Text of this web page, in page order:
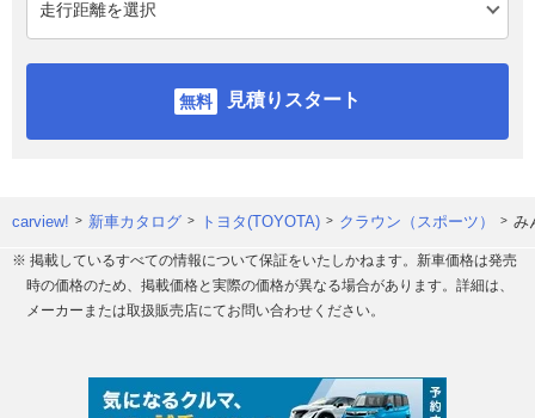
見積りスタート
carview! 新車カタログ トヨタ(TOYOTA) クラウン（スポーツ） み
※ 掲載しているすべての情報について保証をいたしかねます。新車価格は発売
時の価格のため、掲載価格と実際の価格が異なる場合があります。詳細は、
メーカーまたは取扱販売店にてお問い合わせください。